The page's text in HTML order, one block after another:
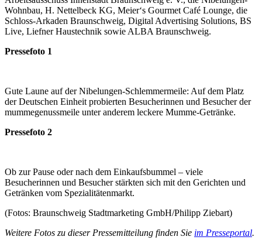
Wohnbau, H. Nettelbeck KG, Meier‘s Gourmet Café Lounge, die
Schloss-Arkaden Braunschweig, Digital Advertising Solutions, BS
Live, Liefner Haustechnik sowie ALBA Braunschweig.
Pressefoto 1
Gute Laune auf der Nibelungen-Schlemmermeile: Auf dem Platz
der Deutschen Einheit probierten Besucherinnen und Besucher der
mummegenussmeile unter anderem leckere Mumme-Getränke.
Pressefoto 2
Ob zur Pause oder nach dem Einkaufsbummel – viele
Besucherinnen und Besucher stärkten sich mit den Gerichten und
Getränken vom Spezialitätenmarkt.
(Fotos: Braunschweig Stadtmarketing GmbH/Philipp Ziebart)
Weitere Fotos zu dieser Pressemitteilung finden Sie im Presseportal.